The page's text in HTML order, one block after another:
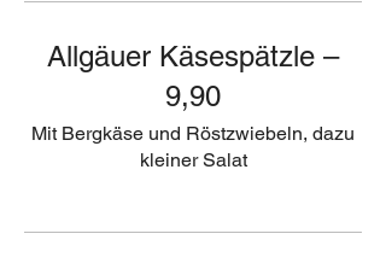
Allgäuer Käsespätzle –
9,90
Mit Bergkäse und Röstzwiebeln, dazu
kleiner Salat